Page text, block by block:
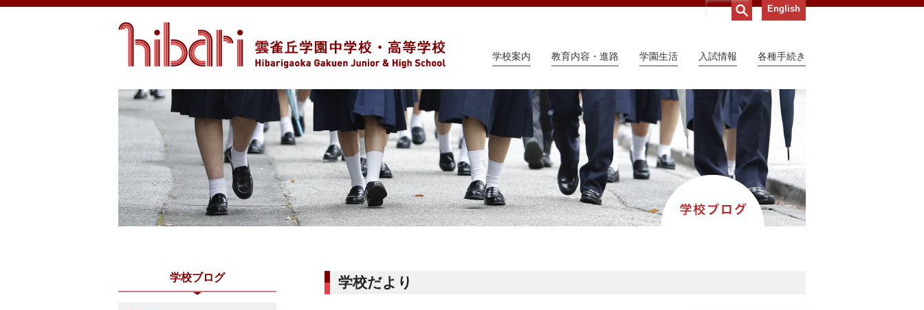
English
学校案内 教育内容・進路 学園生活 入試情報 各種手続き
学校だより
学校ブログ